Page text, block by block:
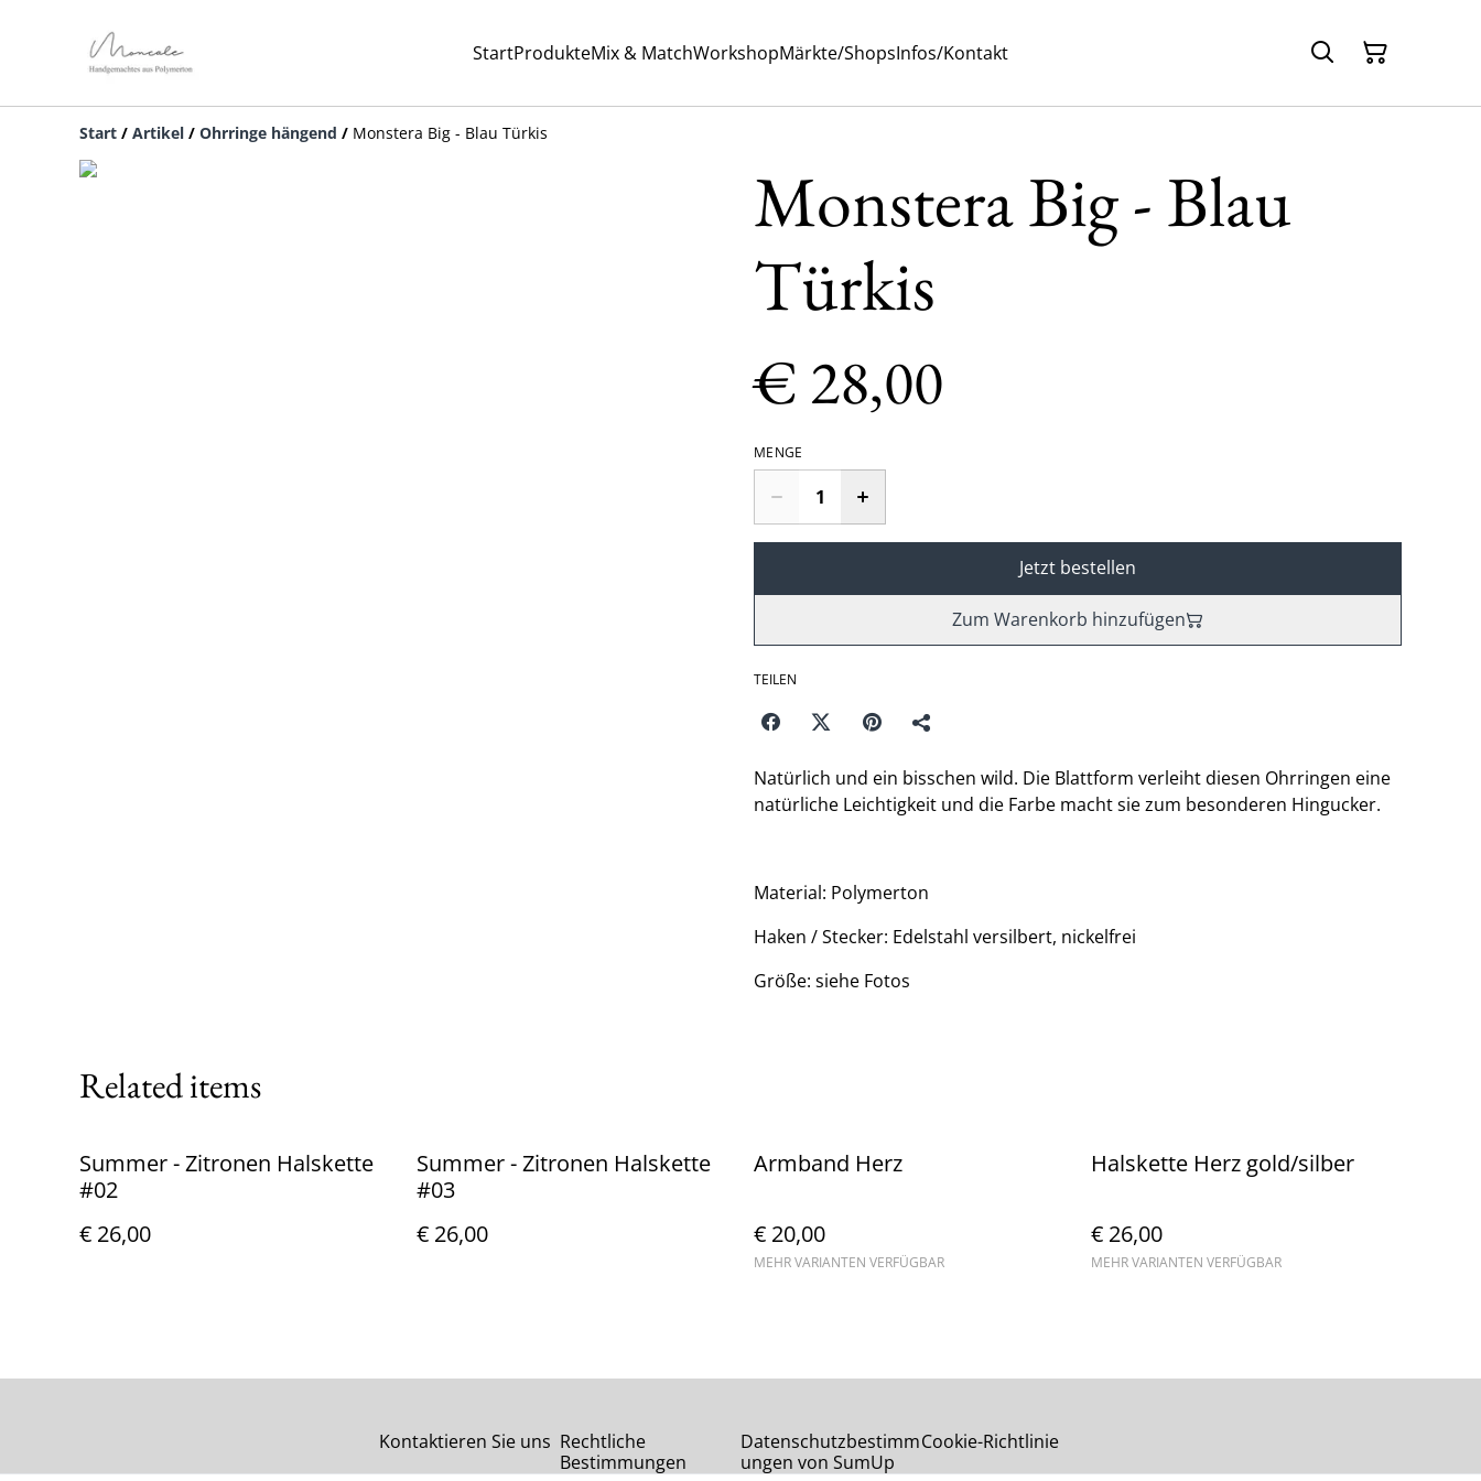
StartProdukteMix & MatchWorkshopMärkte/ShopsInfos/Kontakt
Start / Artikel / Ohrringe hängend / Monstera Big - Blau Türkis
Monstera Big - Blau
Türkis
€ 28,00
MENGE
Jetzt bestellen
Zum Warenkorb hinzufügen
TEILEN
Natürlich und ein bisschen wild. Die Blattform verleiht diesen Ohrringen eine
natürliche Leichtigkeit und die Farbe macht sie zum besonderen Hingucker.
Material: Polymerton
Haken / Stecker: Edelstahl versilbert, nickelfrei
Größe: siehe Fotos
Related items
Summer - Zitronen Halskette
#02
€ 26,00
Summer - Zitronen Halskette
#03
€ 26,00
Armband Herz
€ 20,00
MEHR VARIANTEN VERFÜGBAR
Halskette Herz gold/silber
€ 26,00
MEHR VARIANTEN VERFÜGBAR
Kontaktieren Sie uns Rechtliche
Bestimmungen
Datenschutzbestimm
ungen von SumUp
Cookie-Richtlinie